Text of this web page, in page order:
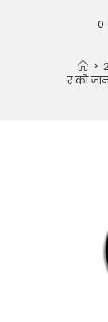
0
>
क्या ईश्वर को